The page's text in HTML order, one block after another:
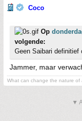
Coco
Op
volgende:
Geen Saibari definitief
Jammer, maar
What can change the nature of
▼